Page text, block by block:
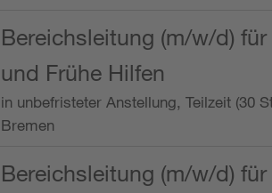
Bereichsleitung (m/w/d)
und Frühe Hilfen
in unbefristeter Anstellung, Teilzeit (30
Bremen
Bereichsleitung (m/w/d)